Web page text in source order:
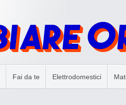
Fai da te Elettrodomestici